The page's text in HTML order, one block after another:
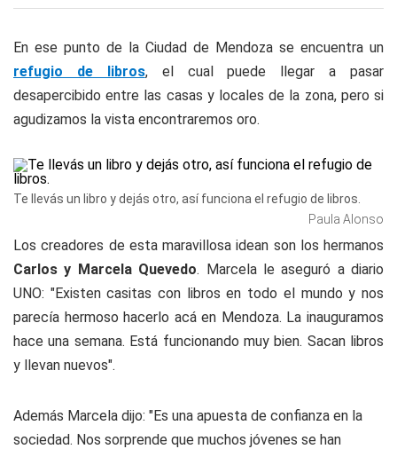
En ese punto de la Ciudad de Mendoza se encuentra un
refugio de libros, el cual puede llegar a pasar
desapercibido entre las casas y locales de la zona, pero si
agudizamos la vista encontraremos oro.
Te llevás un libro y dejás otro, así funciona el refugio de libros.
Paula Alonso
Los creadores de esta maravillosa idean son los hermanos
Carlos y Marcela Quevedo. Marcela le aseguró a diario
UNO: "Existen casitas con libros en todo el mundo y nos
parecía hermoso hacerlo acá en Mendoza. La inauguramos
hace una semana. Está funcionando muy bien. Sacan libros
y llevan nuevos".
Además Marcela dijo: "Es una apuesta de confianza en la
sociedad. Nos sorprende que muchos jóvenes se han